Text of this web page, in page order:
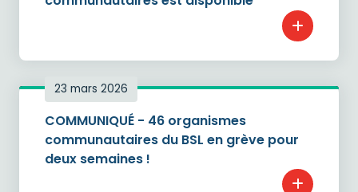
+
23 mars 2026
COMMUNIQUÉ - 46 organismes
communautaires du BSL en grève pour
deux semaines !
+